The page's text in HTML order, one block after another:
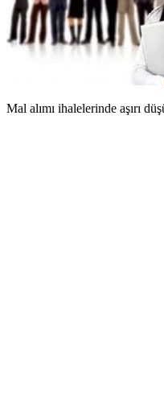
Mal alımı ihalelerinde aşırı